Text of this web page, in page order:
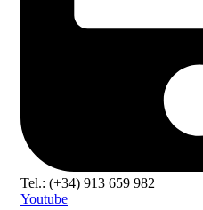
Tel.: (+34) 913 659 982
Youtube